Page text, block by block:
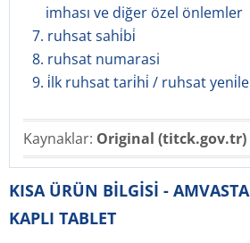
imhası ve diğer özel önlemler
7. ruhsat sahi̇bi̇
8. ruhsat numarasi
9. i̇lk ruhsat tari̇hi̇ / ruhsat
Kaynaklar: Original (titck.gov.tr)
KISA ÜRÜN BİLGİSİ -
KAPLI TABLET